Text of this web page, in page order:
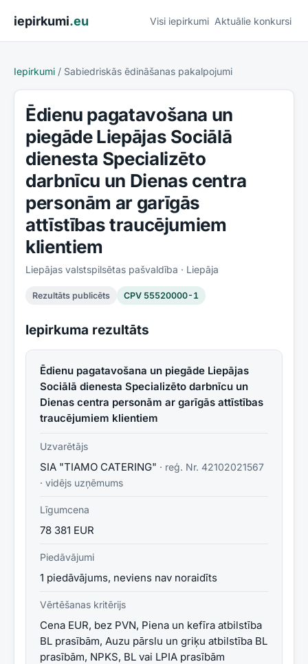
iepirkumi.eu Visi iepirkumi Aktuālie konkursi
Iepirkumi / Sabiedriskās ēdināšanas pakalpojumi
Ēdienu pagatavošana un
piegāde Liepājas Sociālā
dienesta Specializēto
darbnīcu un Dienas centra
personām ar garīgās
attīstības traucējumiem
klientiem
Liepājas valstspilsētas pašvaldība · Liepāja
Rezultāts publicēts CPV 55520000-1
Iepirkuma rezultāts
Ēdienu pagatavošana un piegāde Liepājas
Sociālā dienesta Specializēto darbnīcu un
Dienas centra personām ar garīgās attīstības
traucējumiem klientiem
Uzvarētājs
SIA "TIAMO CATERING" · reģ. Nr. 42102021567
· vidējs uzņēmums
Līgumcena
78 381 EUR
Piedāvājumi
1 piedāvājums, neviens nav noraidīts
Vērtēšanas kritērijs
Cena EUR, bez PVN, Piena un kefīra atbilstība
BL prasībām, Auzu pārslu un griķu atbilstība BL
prasībām, NPKS, BL vai LPIA prasībām